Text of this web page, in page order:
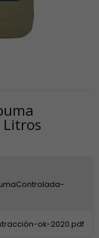
Litros
ok-2020.pdf